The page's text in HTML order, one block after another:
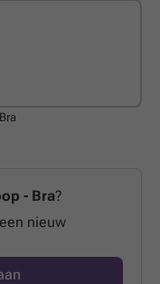
- Bra?
nieuw